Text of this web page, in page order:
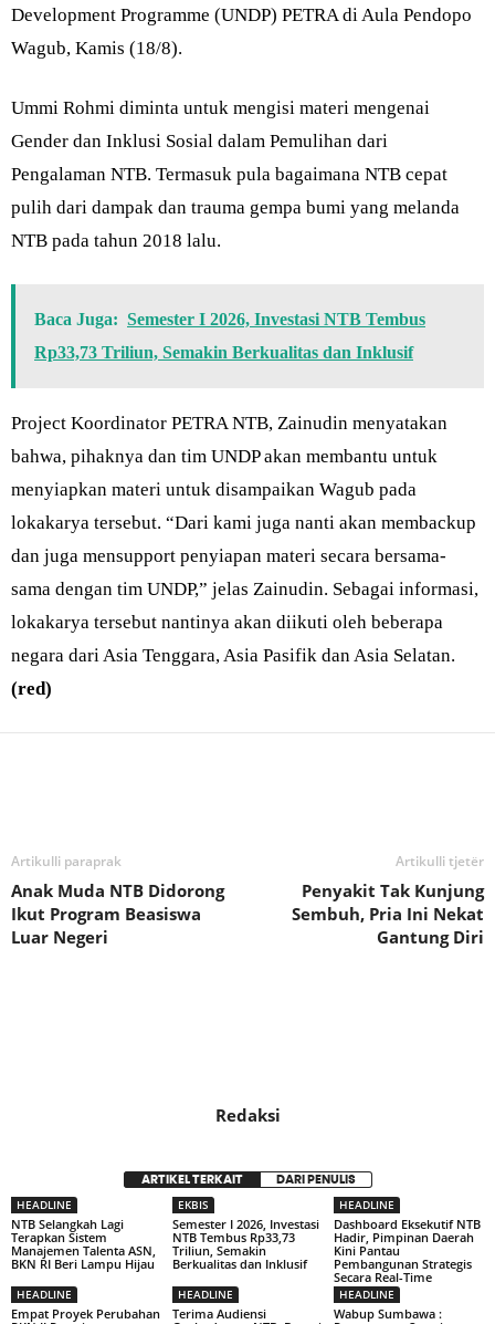
Development Programme (UNDP) PETRA di Aula Pendopo
Wagub, Kamis (18/8).
Ummi Rohmi diminta untuk mengisi materi mengenai
Gender dan Inklusi Sosial dalam Pemulihan dari
Pengalaman NTB. Termasuk pula bagaimana NTB cepat
pulih dari dampak dan trauma gempa bumi yang melanda
NTB pada tahun 2018 lalu.
Baca Juga: Semester I 2026, Investasi NTB Tembus
Rp33,73 Triliun, Semakin Berkualitas dan Inklusif
Project Koordinator PETRA NTB, Zainudin menyatakan
bahwa, pihaknya dan tim UNDP akan membantu untuk
menyiapkan materi untuk disampaikan Wagub pada
lokakarya tersebut. “Dari kami juga nanti akan membackup
dan juga mensupport penyiapan materi secara bersama-
sama dengan tim UNDP,” jelas Zainudin. Sebagai informasi,
lokakarya tersebut nantinya akan diikuti oleh beberapa
negara dari Asia Tenggara, Asia Pasifik dan Asia Selatan.
(red)
Artikulli paraprak
Anak Muda NTB Didorong
Ikut Program Beasiswa
Luar Negeri
Artikulli tjetër
Penyakit Tak Kunjung
Sembuh, Pria Ini Nekat
Gantung Diri
Redaksi
ARTIKEL TERKAIT DARI PENULIS
HEADLINE
NTB Selangkah Lagi
Terapkan Sistem
Manajemen Talenta ASN,
BKN RI Beri Lampu Hijau
EKBIS
Semester I 2026, Investasi
NTB Tembus Rp33,73
Triliun, Semakin
Berkualitas dan Inklusif
HEADLINE
Dashboard Eksekutif NTB
Hadir, Pimpinan Daerah
Kini Pantau
Pembangunan Strategis
Secara Real-Time
HEADLINE
Empat Proyek Perubahan
HEADLINE
Terima Audiensi
HEADLINE
Wabup Sumbawa :